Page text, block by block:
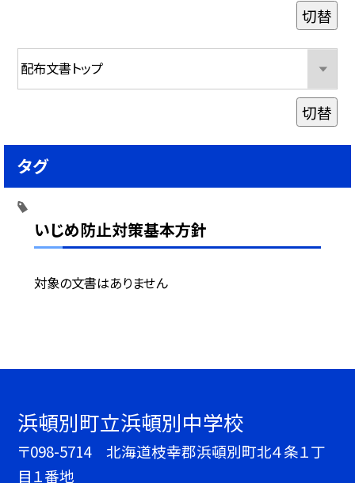
いじめ防止対策基本方針
対象の文書はありません
切替
切替
タグ
浜頓別町立浜頓別中学校
〒098-5714 北海道枝幸郡浜頓別町北４条１丁
目１番地